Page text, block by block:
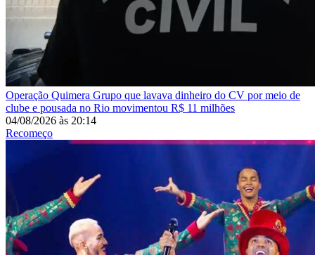
Operação Quimera Grupo que lavava dinheiro do CV por meio de
clube e pousada no Rio movimentou R$ 11 milhões
04/08/2026 às 20:14
Recomeço